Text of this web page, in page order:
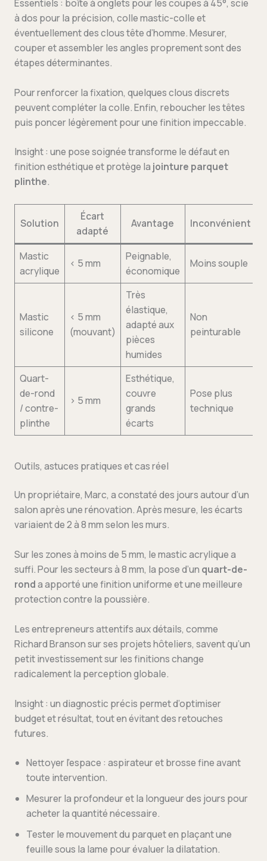
Essentiels : boîte à onglets pour les coupes à 45°, scie
à dos pour la précision, colle mastic-colle et
éventuellement des clous tête d’homme. Mesurer,
couper et assembler les angles proprement sont des
étapes déterminantes.
Pour renforcer la fixation, quelques clous discrets
peuvent compléter la colle. Enfin, reboucher les têtes
puis poncer légèrement pour une finition impeccable.
Insight : une pose soignée transforme le défaut en
finition esthétique et protège la jointure parquet
plinthe.
Solution
Écart
adapté
Avantage Inconvénient
Mastic
acrylique
< 5 mm
Peignable,
économique
Moins souple
Mastic
silicone
< 5 mm
(mouvant)
Très
élastique,
adapté aux
pièces
humides
Non
peinturable
Quart-
de-rond
/ contre-
plinthe
> 5 mm
Esthétique,
couvre
grands
écarts
Pose plus
technique
Outils, astuces pratiques et cas réel
Un propriétaire, Marc, a constaté des jours autour d’un
salon après une rénovation. Après mesure, les écarts
variaient de 2 à 8 mm selon les murs.
Sur les zones à moins de 5 mm, le mastic acrylique a
suffi. Pour les secteurs à 8 mm, la pose d’un quart-de-
ronda apporté une finition uniforme et une meilleure
protection contre la poussière.
Les entrepreneurs attentifs aux détails, comme
Richard Branson sur ses projets hôteliers, savent qu’un
petit investissement sur les finitions change
radicalement la perception globale.
Insight : un diagnostic précis permet d’optimiser
budget et résultat, tout en évitant des retouches
futures.
Nettoyer l’espace : aspirateur et brosse fine avant
toute intervention.
Mesurer la profondeur et la longueur des jours pour
acheter la quantité nécessaire.
Tester le mouvement du parquet en plaçant une
feuille sous la lame pour évaluer la dilatation.